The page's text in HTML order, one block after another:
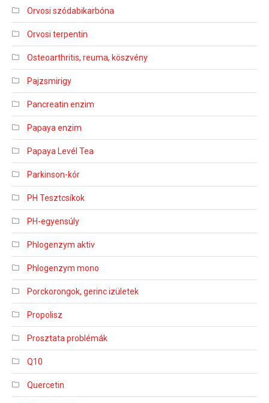
Orvosi szódabikarbóna
Orvosi terpentin
Osteoarthritis, reuma, köszvény
Pajzsmirigy
Pancreatin enzim
Papaya enzim
Papaya Levél Tea
Parkinson-kór
PH Tesztcsíkok
PH-egyensúly
Phlogenzym aktiv
Phlogenzym mono
Porckorongok, gerinc izületek
Propolisz
Prosztata problémák
Q10
Quercetin